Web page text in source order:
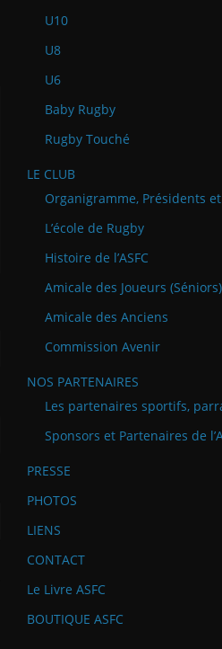
U10
U8
U6
Baby Rugby
Rugby Touché
LE CLUB
Organigramme, Présidents
L’école de Rugby
Histoire de l’ASFC
Amicale des Joueurs (Séniors)
Amicale des Anciens
Commission Avenir
NOS PARTENAIRES
Les partenaires sportifs,
Sponsors et Partenaires de
PRESSE
PHOTOS
LIENS
CONTACT
Le Livre ASFC
BOUTIQUE ASFC